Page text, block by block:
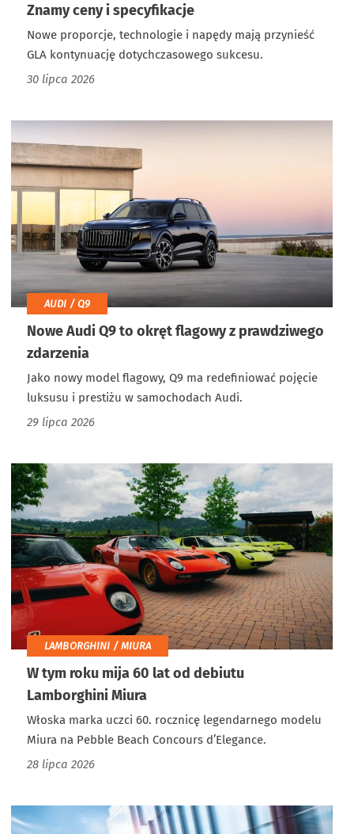
Znamy ceny i specyfikacje
Nowe proporcje, technologie i napędy mają przynieść
GLA kontynuację dotychczasowego sukcesu.
30 lipca 2026
AUDI / Q9
Nowe Audi Q9 to okręt flagowy z prawdziwego
zdarzenia
Jako nowy model flagowy, Q9 ma redefiniować pojęcie
luksusu i prestiżu w samochodach Audi.
29 lipca 2026
LAMBORGHINI / MIURA
W tym roku mija 60 lat od debiutu
Lamborghini Miura
Włoska marka uczci 60. rocznicę legendarnego modelu
Miura na Pebble Beach Concours d’Elegance.
28 lipca 2026